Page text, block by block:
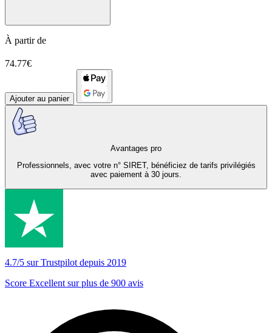
À partir de
74.77€
Ajouter au panier
Avantages pro
Professionnels, avec votre n° SIRET, bénéficiez de tarifs privilégiés
avec paiement à 30 jours.
4.7/5 sur Trustpilot depuis 2019
Score Excellent sur plus de 900 avis